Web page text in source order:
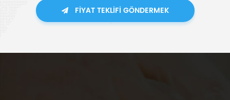
FIYAT TEKLIFI GÖNDERMEK